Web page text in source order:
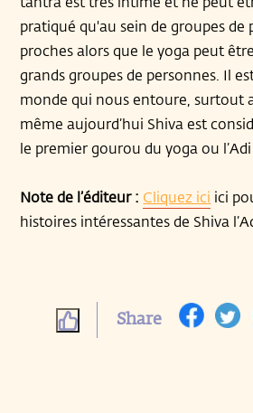
pratiqué qu'au sein de groupes de
proches alors que le yoga peut
grands groupes de personnes. Il
monde qui nous entoure, surtout
même aujourd’hui Shiva est
le premier gourou du yoga ou l’Adi
Note de l’éditeur : Cliquez ici ici
histoires intéressantes de Shiva
Share